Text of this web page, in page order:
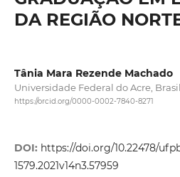
DA REGIÃO
Tânia Mara Rezende Machado
Universidade Federal do Acre, Brasil.
https://orcid.org/0000-0002-7840-8271
DOI: https://doi.org/10.22478/
1579.2021v14n3.57959